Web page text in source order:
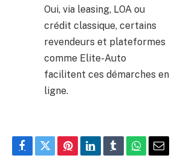
Oui, via leasing, LOA ou
crédit classique, certains
revendeurs et plateformes
comme Elite-Auto
facilitent ces démarches en
ligne.
Facebook
TwitterPinterestLinkedInTumblrWhatsApp
E-